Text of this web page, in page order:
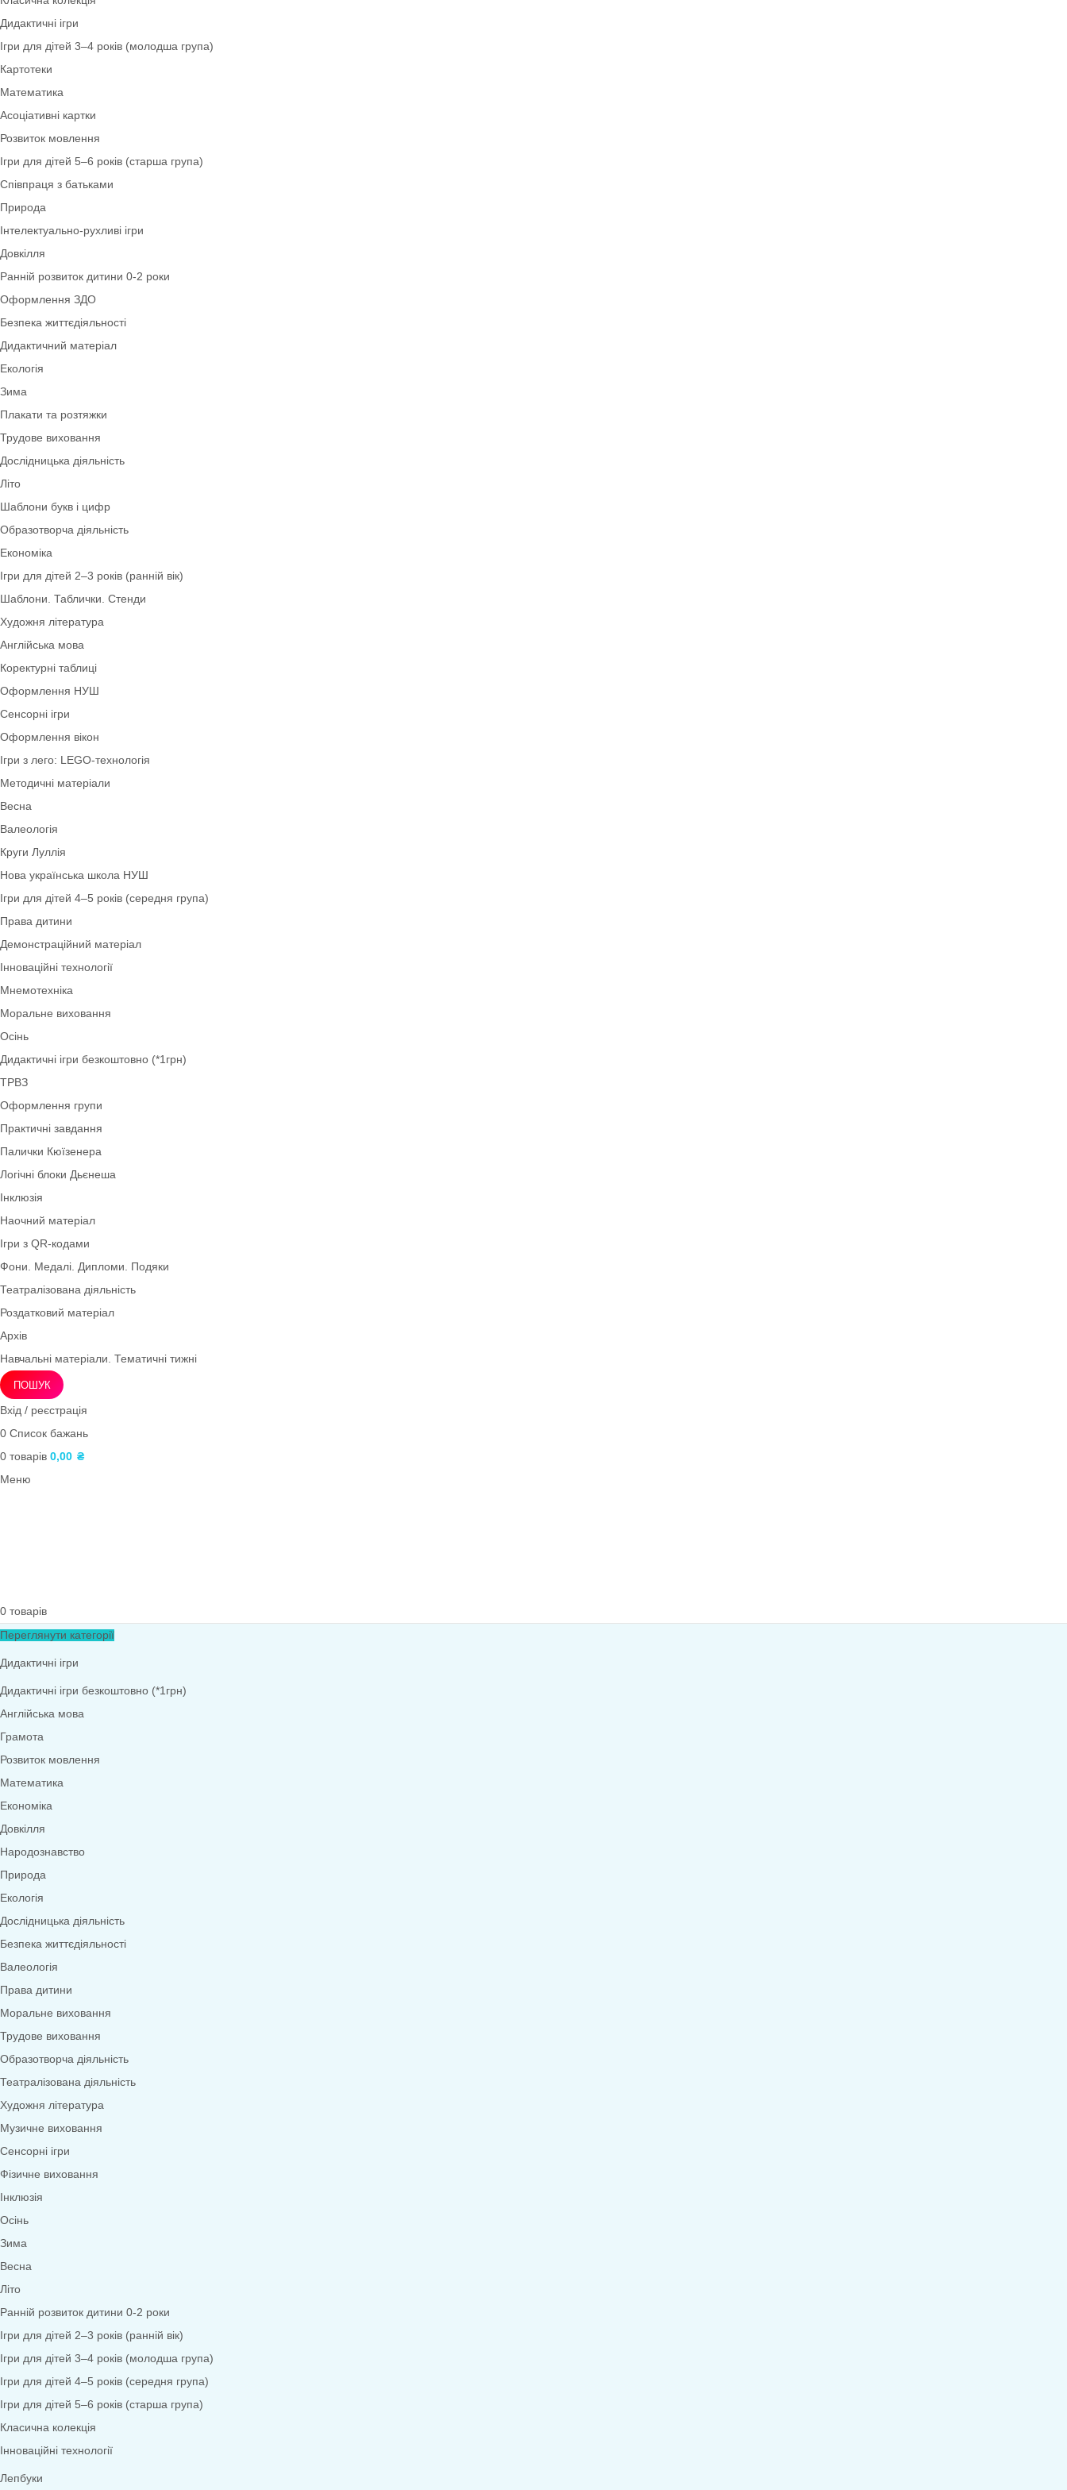
Класична колекція
Дидактичні ігри
Ігри для дітей 3–4 років (молодша група)
Картотеки
Математика
Розвиток мовлення
Ігри для дітей 5–6 років (старша група)
Співпраця з батьками
Природа
Довкілля
Ранній розвиток дитини 0-2 роки
Оформлення ЗДО
Безпека життєдіяльності
Дидактичний матеріал
Зима
Плакати та розтяжки
Трудове виховання
Дослідницька діяльність
Літо
Образотворча діяльність
Економіка
Ігри для дітей 2–3 років (ранній вік)
Шаблони. Таблички. Стенди
Англійська мова
Коректурні таблиці
Оформлення НУШ
Сенсорні ігри
Оформлення вікон
Методичні матеріали
Весна
Валеологія
Круги Луллія
Права дитини
Демонстраційний матеріал
Інноваційні технології
Мнемотехніка
Осінь
Дидактичні ігри безкоштовно (*1грн)
ТРВЗ
Оформлення групи
Практичні завдання
Палички Кюїзенера
Інклюзія
Роздатковий матеріал
Архів
Навчальні матеріали. Тематичні тижні
ПОШУК
Вхід / реєстрація
0
Меню
Переглянути категорії
Дидактичні ігри
Дидактичні ігри безкоштовно (*1грн)
Англійська мова
Грамота
Розвиток мовлення
Математика
Довкілля
Народознавство
Природа
Екологія
Дослідницька діяльність
Валеологія
Права дитини
Моральне виховання
Трудове виховання
Образотворча діяльність